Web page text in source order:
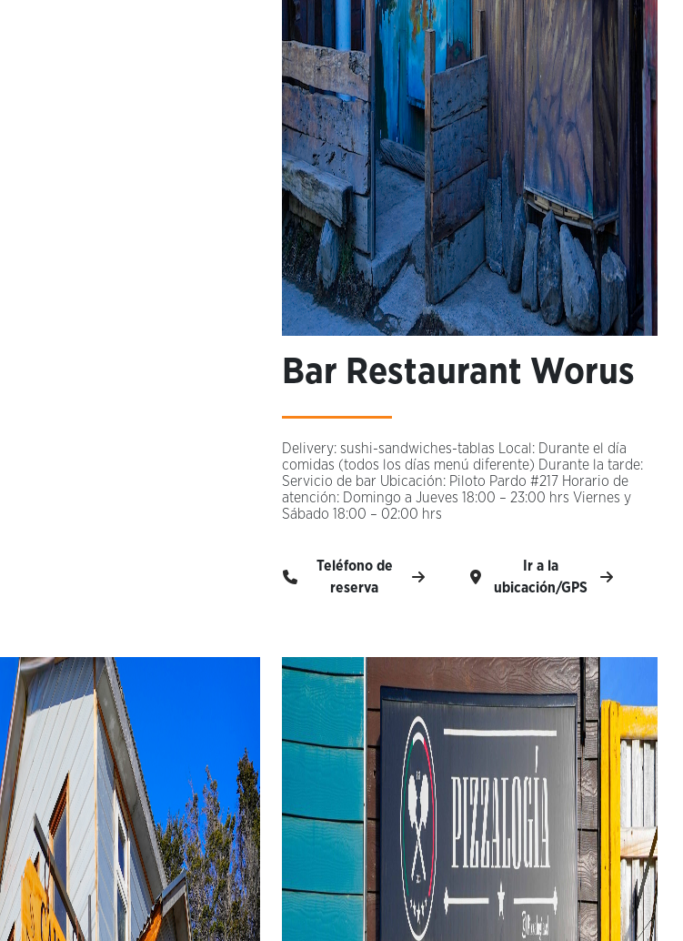
Bar Restaurant Worus
Delivery: sushi-sandwiches-tablas Local: Durante el día
comidas (todos los días menú diferente) Durante la tarde:
Servicio de bar Ubicación: Piloto Pardo #217 Horario de
atención: Domingo a Jueves 18:00 – 23:00 hrs Viernes y
Sábado 18:00 – 02:00 hrs
Teléfono de
reserva
Ir a la
ubicación/GPS